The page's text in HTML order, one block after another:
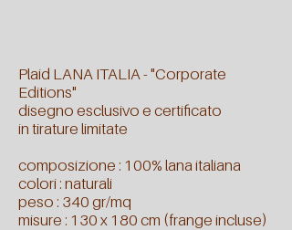
Plaid LANA ITALIA - "Corporate
Editions"
disegno esclusivo e certificato
in tirature limitate
composizione : 100% lana italiana
colori : naturali
peso : 340 gr/mq
misure : 130 x 180 cm (frange incluse)